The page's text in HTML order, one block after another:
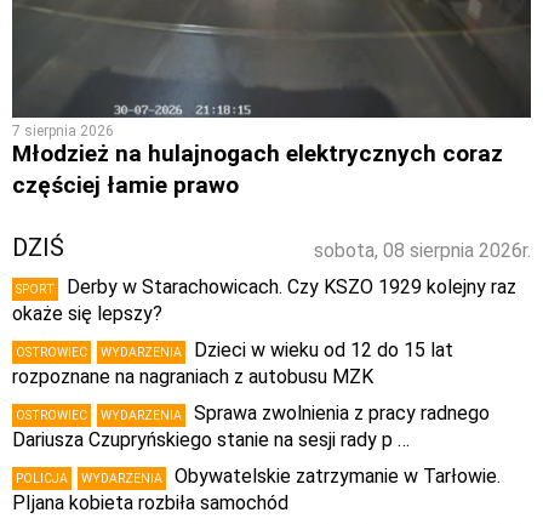
7 sierpnia 2026
Młodzież na hulajnogach elektrycznych coraz
częściej łamie prawo
sobota, 08 sierpnia 2026r.
DZIŚ
SPORT
Derby w Starachowicach. Czy KSZO 1929 kolejny raz
okaże się lepszy?
OSTROWIEC WYDARZENIA
Dzieci w wieku od 12 do 15 lat
rozpoznane na nagraniach z autobusu MZK
OSTROWIEC WYDARZENIA
Sprawa zwolnienia z pracy radnego
Dariusza Czupryńskiego stanie na sesji rady p …
POLICJA WYDARZENIA
Obywatelskie zatrzymanie w Tarłowie.
PIjana kobieta rozbiła samochód